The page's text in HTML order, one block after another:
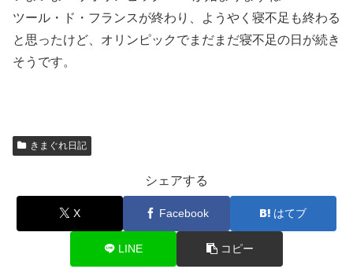
ツール・ド・フランスが終わり、ようやく寝不足も終わる
と思ったけど、オリンピックでまだまだ寝不足の日が続き
そうです。
きまぐれ日記
シェアする
X Facebook はてブ
LINE コピー